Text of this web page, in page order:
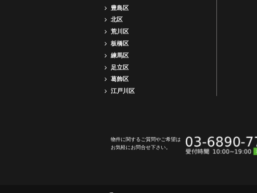
豊島区
北区
荒川区
板橋区
練馬区
足立区
葛飾区
江戸川区
物件に関するご質問やご希望は
お気軽にお問合せ下さい。